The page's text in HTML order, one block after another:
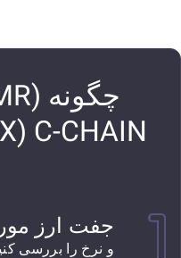
C-CHAIN
جفت ارز